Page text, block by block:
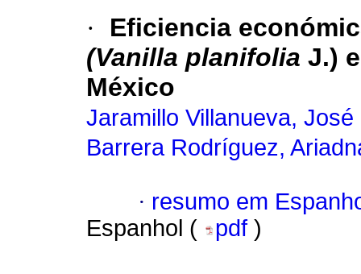
·
Eficiencia
(Vanilla planifolia J.)
México
Jaramillo Villanueva, José
Barrera Rodríguez,
· resumo em
Espanhol (
pdf )